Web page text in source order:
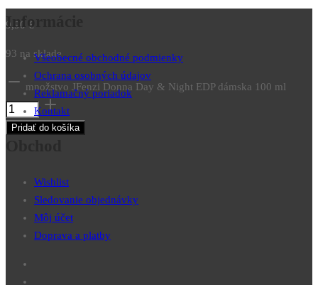
9,90 €
93 na sklade
množstvo JFenzi Donna Day & Night EDP dámska 100 ml
Pridať do košíka
Informácie
Všeobecné obchodné podmienky
Ochrana osobných údajov
Reklamačný poriadok
Kontakt
Wishlist
Sledovanie objednávky
Môj účet
Doprava a platby